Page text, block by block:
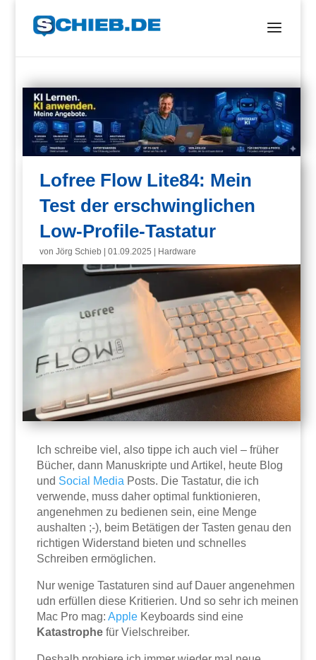
Lofree Flow Lite84: Mein
Test der erschwinglichen
Low-Profile-Tastatur
vonJörg Schieb |01.09.2025 Hardware
Ich schreibe viel, also tippe ich auch viel – früher
Bücher, dann Manuskripte und Artikel, heute Blog
und Social Media Posts. Die Tastatur, die ich
verwende, muss daher optimal funktionieren,
angenehmen zu bedienen sein, eine Menge
aushalten ;-), beim Betätigen der Tasten genau den
richtigen Widerstand bieten und schnelles
Schreiben ermöglichen.
Nur wenige Tastaturen sind auf Dauer angenehmen
udn erfüllen diese Kritierien. Und so sehr ich meinen
Mac Pro mag:Apple Keyboards sind eine
Katastrophe für Vielschreiber.